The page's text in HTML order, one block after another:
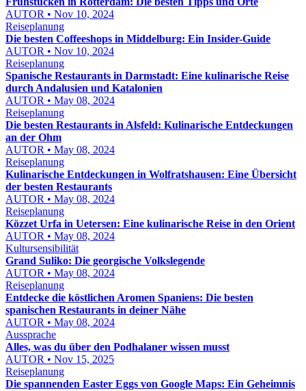
AUTOR • Nov 10, 2024
Reiseplanung
Die besten Coffeeshops in Middelburg: Ein Insider-Guide
AUTOR • Nov 10, 2024
Reiseplanung
Spanische Restaurants in Darmstadt: Eine kulinarische Reise
durch Andalusien und Katalonien
AUTOR • May 08, 2024
Reiseplanung
Die besten Restaurants in Alsfeld: Kulinarische Entdeckungen
an der Ohm
AUTOR • May 08, 2024
Reiseplanung
Kulinarische Entdeckungen in Wolfratshausen: Eine Übersicht
der besten Restaurants
AUTOR • May 08, 2024
Reiseplanung
Közzet Urfa in Uetersen: Eine kulinarische Reise in den Orient
AUTOR • May 08, 2024
Kultursensibilität
Grand Suliko: Die georgische Volkslegende
AUTOR • May 08, 2024
Reiseplanung
Entdecke die köstlichen Aromen Spaniens: Die besten
spanischen Restaurants in deiner Nähe
AUTOR • May 08, 2024
Aussprache
Alles, was du über den Podhalaner wissen musst
AUTOR • Nov 15, 2025
Reiseplanung
Die spannenden Easter Eggs von Google Maps: Ein Geheimnis